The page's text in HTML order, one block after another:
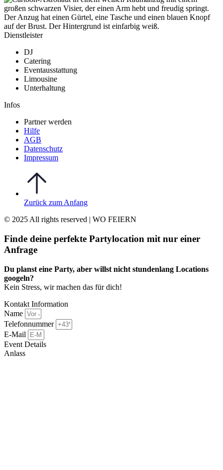
Dienstleister
DJ
Catering
Eventausstattung
Limousine
Unterhaltung
Infos
Partner werden
Hilfe
AGB
Datenschutz
Impressum
Zurück zum Anfang
© 2025 All rights reserved | WO FEIERN
Finde deine perfekte Partylocation mit nur einer
Anfrage​
Du planst eine Party, aber willst nicht stundenlang Locations
googeln?
Kein Stress, wir machen das für dich!
Kontakt Information
Name
Telefonnummer
E-Mail
Event Details
Anlass